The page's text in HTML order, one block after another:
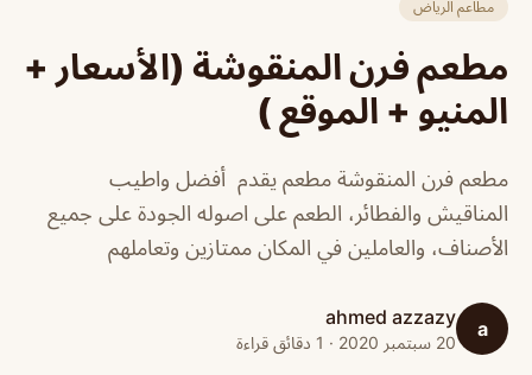
مطاعم الرياض
مطعم فرن المنقوشة (الأسعار +
المنيو + الموقع )
مطعم فرن المنقوشة مطعم يقدم أفضل واطيب
المناقيش والفطائر، الطعم على اصوله الجودة على جميع
الأصناف، والعاملين في المكان ممتازين وتعاملهم
a
ahmed azzazy
20 سبتمبر 2020 · 1 دقائق قراءة